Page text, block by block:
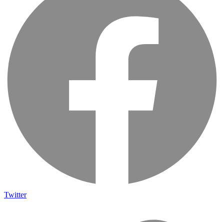
Twitter